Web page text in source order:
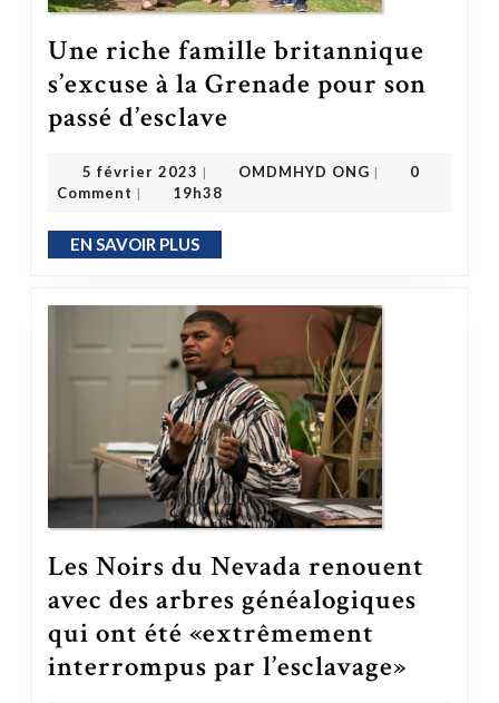
Une riche famille britannique
s’excuse à la Grenade pour son
passé d’esclave
5 février 2023 | OMDMHYD ONG |
0
Comment | 19h38
EN SAVOIR PLUSEN SAVOIR PLUS
Les Noirs du Nevada renouent
avec des arbres généalogiques
qui ont été «extrêmement
interrompus par l’esclavage»